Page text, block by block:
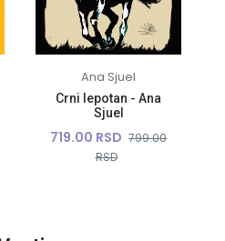
Ana Sjuel
Crni lepotan - Ana
Sjuel
719.00 RSD 799.00
RSD